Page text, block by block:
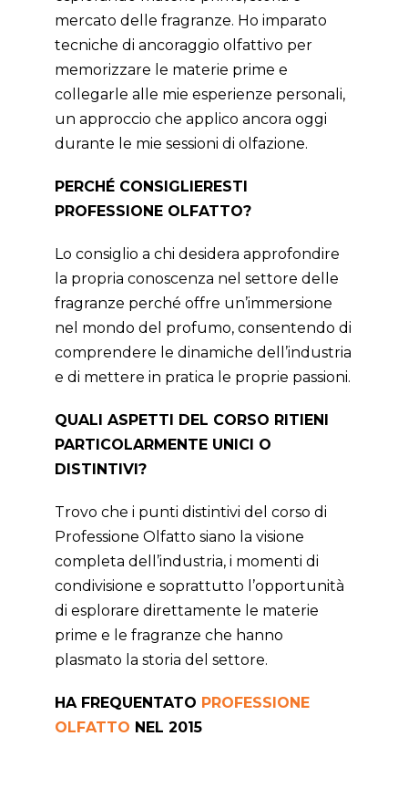
mercato delle fragranze. Ho imparato
tecniche di ancoraggio olfattivo per
memorizzare le materie prime e
collegarle alle mie esperienze personali,
un approccio che applico ancora oggi
durante le mie sessioni di olfazione.
PERCHÉ CONSIGLIERESTI
PROFESSIONE OLFATTO?
Lo consiglio a chi desidera approfondire
la propria conoscenza nel settore delle
fragranze perché offre un’immersione
nel mondo del profumo, consentendo di
comprendere le dinamiche dell’industria
e di mettere in pratica le proprie passioni.
QUALI ASPETTI DEL CORSO RITIENI
PARTICOLARMENTE UNICI O
DISTINTIVI?
Trovo che i punti distintivi del corso di
Professione Olfatto siano la visione
completa dell’industria, i momenti di
condivisione e soprattutto l’opportunità
di esplorare direttamente le materie
prime e le fragranze che hanno
plasmato la storia del settore.
HA FREQUENTATO PROFESSIONE
OLFATTO NEL 2015